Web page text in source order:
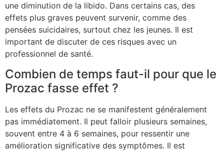
une diminution de la libido. Dans certains cas, des
effets plus graves peuvent survenir, comme des
pensées suicidaires, surtout chez les jeunes. Il est
important de discuter de ces risques avec un
professionnel de santé.
Combien de temps faut-il pour que le
Prozac fasse effet ?
Les effets du Prozac ne se manifestent généralement
pas immédiatement. Il peut falloir plusieurs semaines,
souvent entre 4 à 6 semaines, pour ressentir une
amélioration significative des symptômes. Il est